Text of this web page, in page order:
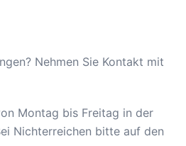
Nehmen Sie Kontakt mit
Montag bis Freitag in der
Nichterreichen bitte auf den